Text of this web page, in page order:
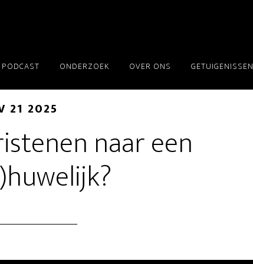
PODCAST ONDERZOEK OVER ONS GETUIGENISSEN
21 2025
naar een